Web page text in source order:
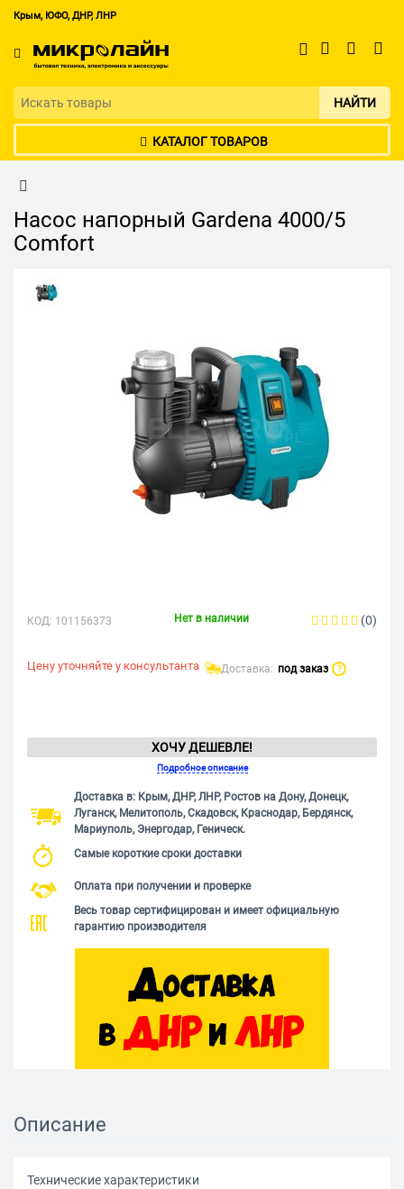
Крым, ЮФО, ДНР, ЛНР
НАЙТИ
КАТАЛОГ ТОВАРОВ
Насос напорный Gardena 4000/5
Comfort
КОД: 101156373 Нет в наличии (0)
Цену уточняйте у консультанта Доставка: под заказ ?
ХОЧУ ДЕШЕВЛЕ!
Подробное описание
Доставка в: Крым, ДНР, ЛНР, Ростов на Дону, Донецк,
Луганск, Мелитополь, Скадовск, Краснодар, Бердянск,
Мариуполь, Энергодар, Геническ.
Самые короткие сроки доставки
Оплата при получении и проверке
Весь товар сертифицирован и имеет официальную
гарантию производителя
Описание
Технические характеристики